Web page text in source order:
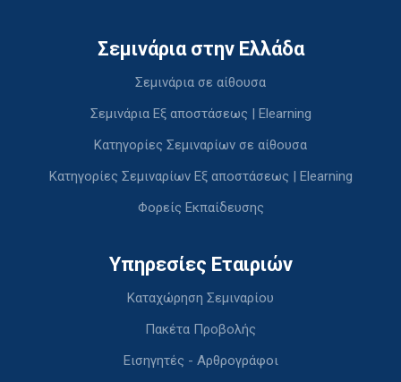
Σεμινάρια στην Ελλάδα
Σεμινάρια σε αίθουσα
Σεμινάρια Εξ αποστάσεως | Elearning
Κατηγορίες Σεμιναρίων σε αίθουσα
Κατηγορίες Σεμιναρίων Εξ αποστάσεως | Elearning
Φορείς Εκπαίδευσης
Υπηρεσίες Εταιριών
Καταχώρηση Σεμιναρίου
Πακέτα Προβολής
Εισηγητές - Αρθρογράφοι